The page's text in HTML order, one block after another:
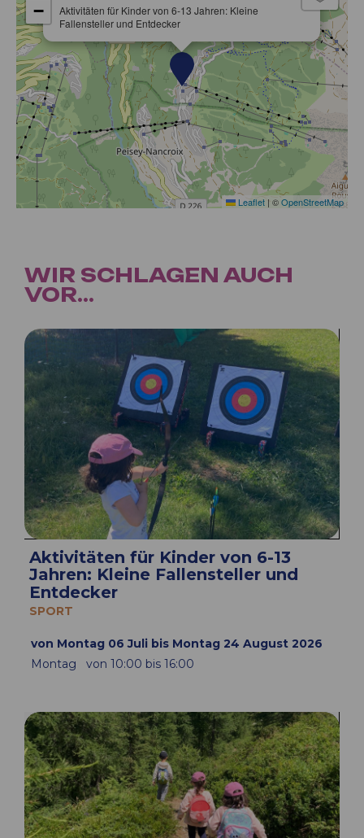
Aktivitäten für Kinder von 6-13 Jahren: Kleine
Fallensteller und Entdecker
−
Leaflet | ©OpenStreetMap
WIR SCHLAGEN AUCH
VOR...
Aktivitäten für Kinder von 6-13
Jahren: Kleine Fallensteller und
Entdecker
SPORT
von Montag 06 Juli bis Montag 24 August 2026
Montag
von 10:00 bis 16:00